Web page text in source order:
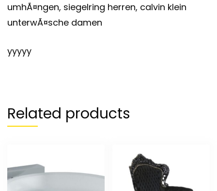
umhÃ¤ngen, siegelring herren, calvin klein
unterwÃ¤sche damen
yyyyy
Related products